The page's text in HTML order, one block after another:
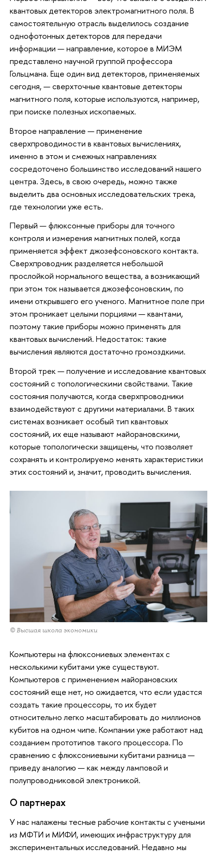
квантовых детекторов электромагнитного поля. В
самостоятельную отрасль выделилось создание
однофотонных детекторов для передачи
информации — направление, которое в МИЭМ
представлено научной группой профессора
Гольцмана. Еще один вид детекторов, применяемых
сегодня, — сверхточные квантовые детекторы
магнитного поля, которые используются, например,
при поиске полезных ископаемых.
Второе направление — применение
сверхпроводимости в квантовых вычислениях,
именно в этом и смежных направлениях
сосредоточено большинство исследований нашего
центра. Здесь, в свою очередь, можно также
выделить два основных исследовательских трека,
где технологии уже есть.
Первый — флюксонные приборы для точного
контроля и измерения магнитных полей, когда
применяется эффект джозефсоновского контакта.
Сверхпроводник разделяется небольшой
прослойкой нормального вещества, а возникающий
при этом ток называется джозефсоновским, по
имени открывшего его ученого. Магнитное поле при
этом проникает целыми порциями — квантами,
поэтому такие приборы можно применять для
квантовых вычислений. Недостаток: такие
вычисления являются достаточно громоздкими.
Второй трек — получение и исследование квантовых
состояний с топологическими свойствами. Такие
состояния получаются, когда сверхпроводники
взаимодействуют с другими материалами. В таких
системах возникает особый тип квантовых
состояний, их еще называют майорановскими,
которые топологически защищены, что позволяет
сохранять и контролируемо менять характеристики
этих состояний и, значит, проводить вычисления.
© Высшая школа экономики
Компьютеры на флюксониевых элементах с
несколькими кубитами уже существуют.
Компьютеров с применением майорановских
состояний еще нет, но ожидается, что если удастся
создать такие процессоры, то их будет
относительно легко масштабировать до миллионов
кубитов на одном чипе. Компании уже работают над
созданием прототипов такого процессора. По
сравнению с флюксониевыми кубитами разница —
приведу аналогию — как между ламповой и
полупроводниковой электроникой.
О партнерах
У нас налажены тесные рабочие контакты с учеными
из МФТИ и МИФИ, имеющих инфраструктуру для
экспериментальных исследований. Недавно мы